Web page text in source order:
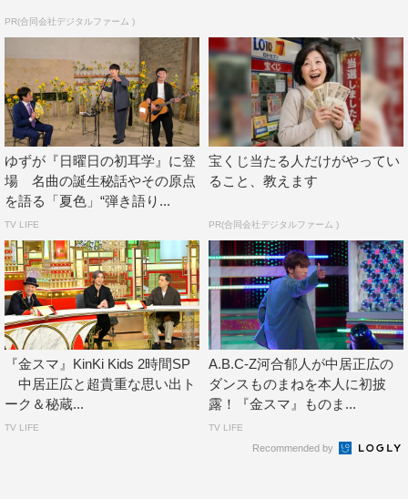
PR(合同会社デジタルファーム )
ゆずが『日曜日の初耳学』に登
場 名曲の誕生秘話やその原点
を語る「夏色」“弾き語り...
TV LIFE
宝くじ当たる人だけがやってい
ること、教えます
PR(合同会社デジタルファーム )
『金スマ』KinKi Kids 2時間SP
中居正広と超貴重な思い出ト
ーク＆秘蔵...
TV LIFE
A.B.C-Z河合郁人が中居正広の
ダンスものまねを本人に初披
露！『金スマ』ものま...
TV LIFE
Recommended by